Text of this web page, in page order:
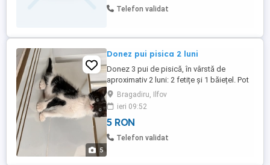
adopte o pisicuță trebuie sa respecte ...
Telefon validat
5
Donez pui pisica 2 luni
Donez 3 pui de pisică, în vârstă de
aproximativ 2 luni: 2 fetițe și 1 băiețel. Pot
fi adoptați împreună sau separat. Sunt
sănătoși, jucăuși și mănâncă singuri atât
pliculețe, cât și bobițe. Vor fi deparazitați
înainte de adopție. Ridicare personală din
Bragadiru sau pot asigura transport în
Bragadiru, Ilfov
ieri 09:52
5 RON
Telefon validat